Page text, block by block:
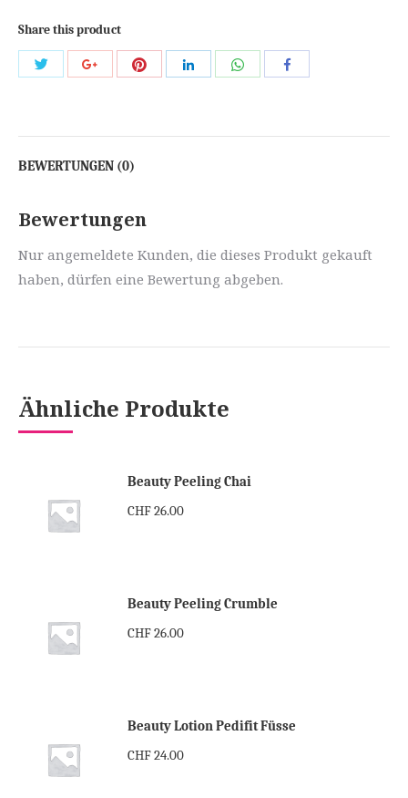
Share this product
Share
Share
Share
Share
Share
BEWERTUNGEN (0)
Bewertungen
Nur angemeldete Kunden, die dieses Produkt gekauft
haben, dürfen eine Bewertung abgeben.
Ähnliche Produkte
Beauty Peeling Chai
CHF26.00
Beauty Peeling Crumble
CHF26.00
Beauty Lotion Pedifit Füsse
CHF24.00